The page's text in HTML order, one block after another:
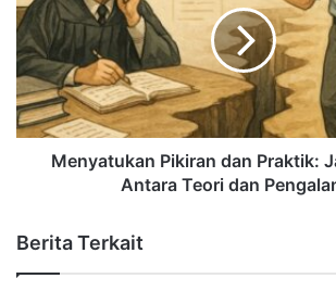
Menyatukan Pikiran dan Praktik:
Antara Teori dan
Berita Terkait